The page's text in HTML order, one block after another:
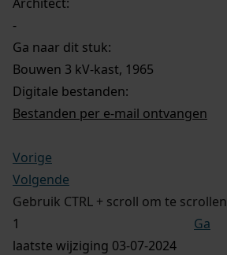
-
Ga naar dit stuk:
Bouwen 3 kV-kast, 1965
Digitale bestanden:
Bestanden per e-mail ontvangen
Vorige
Volgende
Gebruik CTRL + scroll om te scrollen
Ga
laatste wijziging 03-07-2024